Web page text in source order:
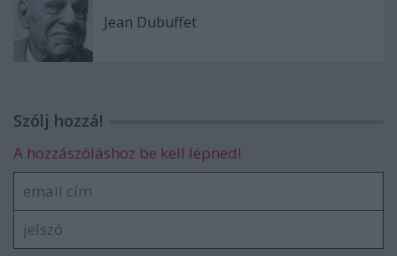
Jean Dubuffet
Szólj hozzá!
A hozzászóláshoz be kell lépned!